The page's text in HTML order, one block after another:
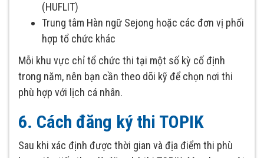
(HUFLIT)
Trung tâm Hàn ngữ Sejong hoặc các đơn vị phối
hợp tổ chức khác
Mỗi khu vực chỉ tổ chức thi tại một số kỳ cố định
trong năm, nên bạn cần theo dõi kỹ để chọn nơi thi
phù hợp với lịch cá nhân.
6. Cách đăng ký thi TOPIK
Sau khi xác định được thời gian và địa điểm thi phù